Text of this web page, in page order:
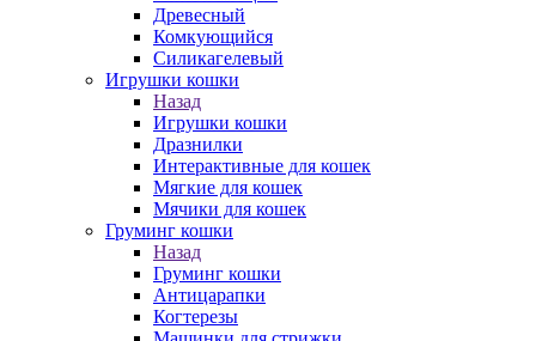
Древесный
Комкующийся
Силикагелевый
Игрушки кошки
Назад
Игрушки кошки
Дразнилки
Интерактивные для кошек
Мягкие для кошек
Мячики для кошек
Груминг кошки
Назад
Груминг кошки
Антицарапки
Когтерезы